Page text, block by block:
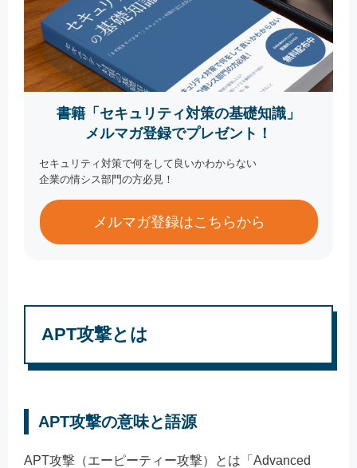
書籍「セキュリティ対策の基礎知識」
メルマガ登録でプレゼント！
セキュリティ対策で何をして良いかわからない
企業の情シス部門の方必見！
メルマガ登録はこちらから
APT攻撃とは
APT攻撃の意味と語源
APT攻撃（エーピーティー攻撃）とは「Advanced